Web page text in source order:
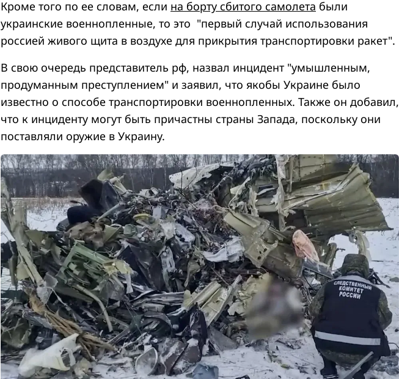
Кроме того по ее словам, если на борту сбитого самолета были
украинские военнопленные, то это "первый случай использования
россией живого щита в воздухе для прикрытия транспортировки ракет".
В свою очередь представитель рф, назвал инцидент "умышленным,
продуманным преступлением" и заявил, что якобы Украине было
известно о способе транспортировки военнопленных. Также он добавил,
что к инциденту могут быть причастны страны Запада, поскольку они
поставляли оружие в Украину.